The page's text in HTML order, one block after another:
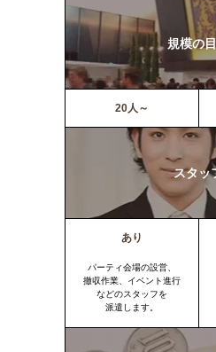
規模の
20人～
スタッ
あり
パーティ会場の設営、
撤収作業、イベント進行
などのスタッフを
派遣します。